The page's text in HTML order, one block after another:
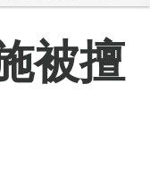
被擅